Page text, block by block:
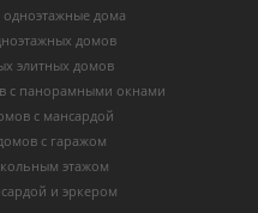
дома
домов
элитных домов
с панорамными окнами
с мансардой
с гаражом
этажом
и эркером